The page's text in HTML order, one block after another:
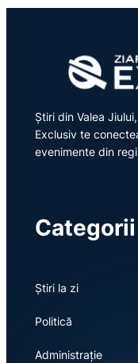
Știri din Valea
Exclusiv te
evenimente din
Categorii
Știri la zi
Politică
Administrație